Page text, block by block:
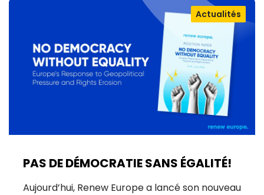
PAS DE DÉMOCRATIE SANS ÉGALITÉ!
Actualités
Aujourd’hui, Renew Europe a lancé son nouveau